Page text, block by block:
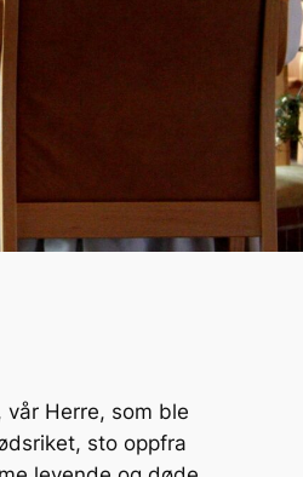
Herre, som ble
sto oppfra